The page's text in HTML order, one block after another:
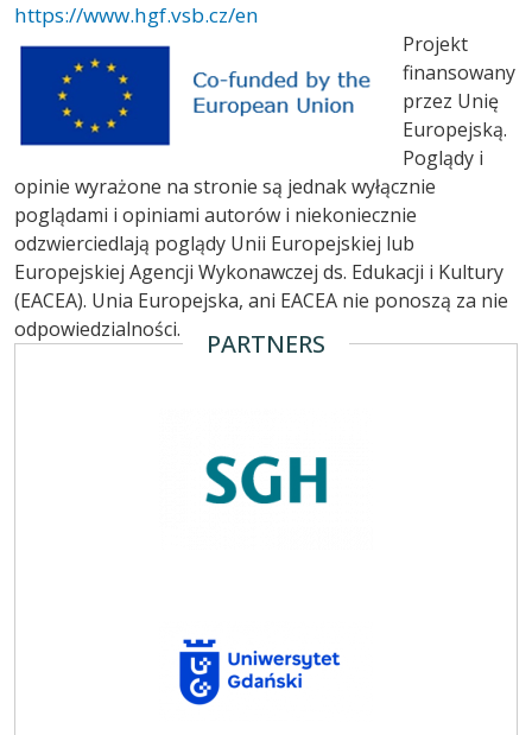
https://www.hgf.vsb.cz/en
Projekt
finansowany
przez Unię
Europejską.
Poglądy i
opinie wyrażone na stronie są jednak wyłącznie
poglądami i opiniami autorów i niekoniecznie
odzwierciedlają poglądy Unii Europejskiej lub
Europejskiej Agencji Wykonawczej ds. Edukacji i Kultury
(EACEA). Unia Europejska, ani EACEA nie ponoszą za nie
odpowiedzialności.
PARTNERS